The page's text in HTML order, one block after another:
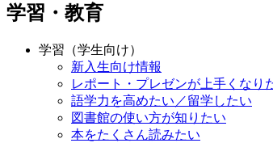
学習・教育
学習（学生向け）
新入生向け情報
レポート・プレゼンが上手くなり
語学力を高めたい／留学したい
図書館の使い方が知りたい
本をたくさん読みたい